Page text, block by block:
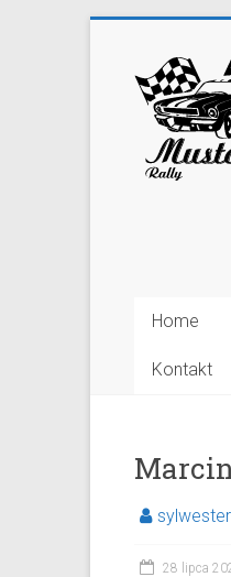
Home
Kontakt
sylwester
28 lipca